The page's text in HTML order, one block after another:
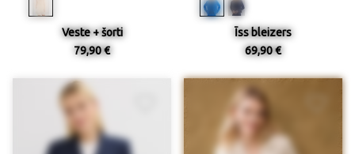
Veste + šorti
79,90 €
Īss bleizers
69,90 €